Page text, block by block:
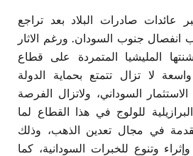
عائدات صادرات البلاد بعد تراجع
انفصال جنوب السودان. ورغم الاثار
المليشيا المتمردة على قطاع
لا تزال تتمتع بحماية الدولة
السوداني، ولاتزال الفرصة
للولوج في هذا القطاع لما
في مجال تعدين الذهب، وذلك
وتنوع للخبرات السودانية، كما